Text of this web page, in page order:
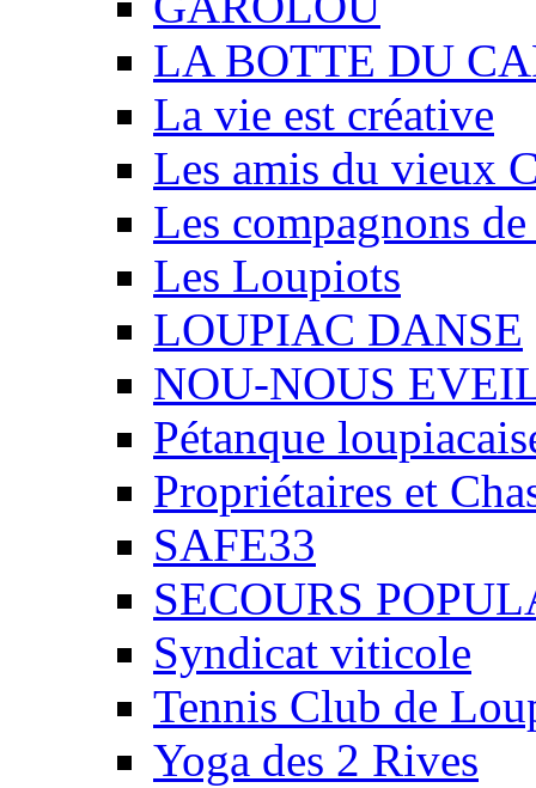
LA BOTTE DU
La vie est créative
Les amis du vieux
Les compagnons
Les Loupiots
LOUPIAC DANSE
NOU-NOUS
Pétanque
Propriétaires et
SAFE33
SECOURS
Syndicat viticole
Tennis Club de
Yoga des 2 Rives